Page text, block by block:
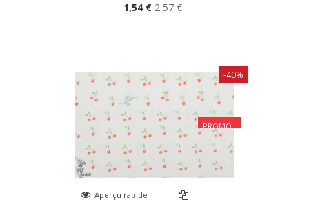
1,54 € 2,57 €
PROMO !
Aperçu rapide
-40%